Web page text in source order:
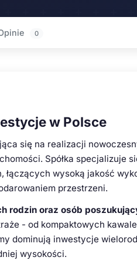
0
w Polsce
się na realizacji
Spółka specjalizuje
wysoką jakość
przestrzeni.
rodzin oraz osób
- od kompaktowych
dominują inwestycje
wysokości.